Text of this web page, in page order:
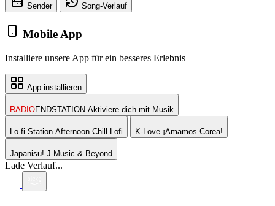
Sender Song-Verlauf
Mobile App
Installiere unsere App für ein besseres Erlebnis
App installieren
RADIOENDSTATION Aktiviere dich mit Musik
Lo-fi Station Afternoon Chill Lofi K-Love ¡Amamos Corea!
Japanisu! J-Music & Beyond
Lade Verlauf...